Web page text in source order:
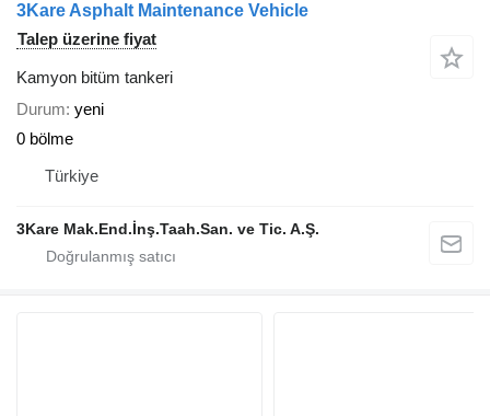
3Kare Asphalt Maintenance Vehicle
Talep üzerine fiyat
Kamyon bitüm tankeri
Durum yeni
0 bölme
Türkiye
3Kare Mak.End.İnş.Taah.San. ve Tic. A.Ş.